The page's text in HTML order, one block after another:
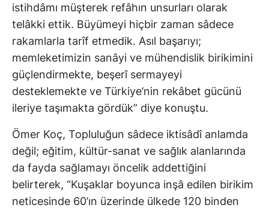
istihdâmı müşterek refâhın unsurları olarak
telâkki ettik. Büyümeyi hiçbir zaman sâdece
rakamlarla tarîf etmedik. Asıl başarıyı;
memleketimizin sanâyi ve mühendislik birikimini
güçlendirmekte, beşerî sermayeyi
desteklemekte ve Türkiye’nin rekâbet gücünü
ileriye taşımakta gördük” diye konuştu.
Ömer Koç, Topluluğun sâdece iktisâdî anlamda
değil; eğitim, kültür-sanat ve sağlık alanlarında
da fayda sağlamayı öncelik addettiğini
belirterek, “Kuşaklar boyunca inşâ edilen birikim
neticesinde 60’ın üzerinde ülkede 120 binden